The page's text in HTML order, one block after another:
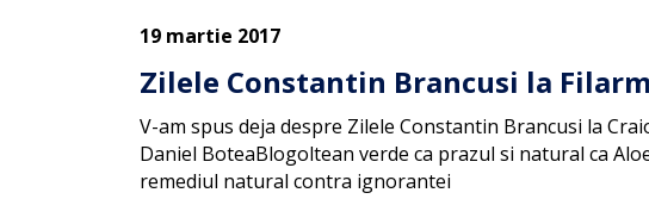
19 martie 2017
Zilele Constantin Brancusi la
V-am spus deja despre Zilele Constantin Brancusi la
Daniel BoteaBlogoltean verde ca prazul si natural ca
remediul natural contra ignorantei